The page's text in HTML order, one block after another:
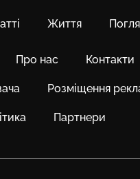
Життя
Про нас Контакти
Розміщення
Партнери